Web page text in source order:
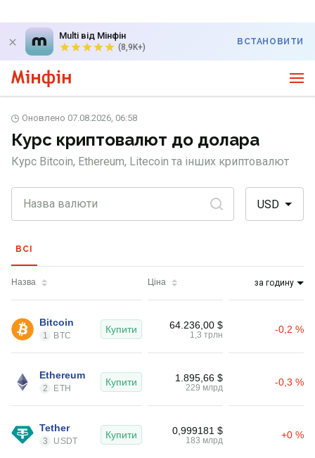
Multi від Мінфін
(8,9K+)
ВСТАНОВИТИ
Курс криптовалют до долара
Курс Bitcoin, Ethereum, Litecoin та інших криптовалют
Оновлено 07.08.2026, 06:58
USD
ВСІ
Назва Ціна за годину
Bitcoin
1 BTC
Купити 64.236,00 $
1,3 трлн -0,2 %
Ethereum
2 ETH
Купити 1.895,66 $
229 млрд -0,3 %
Tether
3 USDT
Купити 0,999181 $
183 млрд +0 %